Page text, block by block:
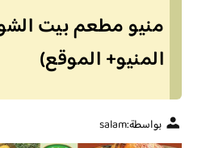
منيو مطعم بيت
المنيو+ الموقع)
بواسطة:salam